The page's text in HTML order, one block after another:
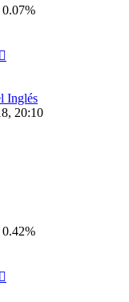
Inglés
20:10